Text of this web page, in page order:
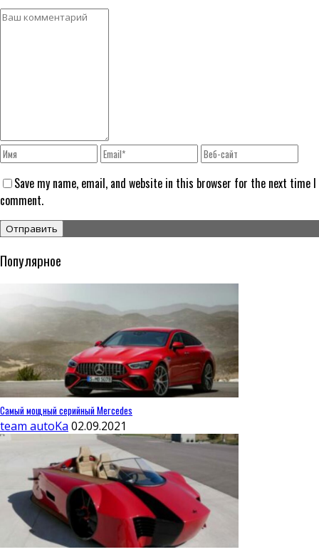
Save my name, email, and website in this browser for the next time I
comment.
Популярное
Самый мощный серийный Mercedes
team autoKa 02.09.2021